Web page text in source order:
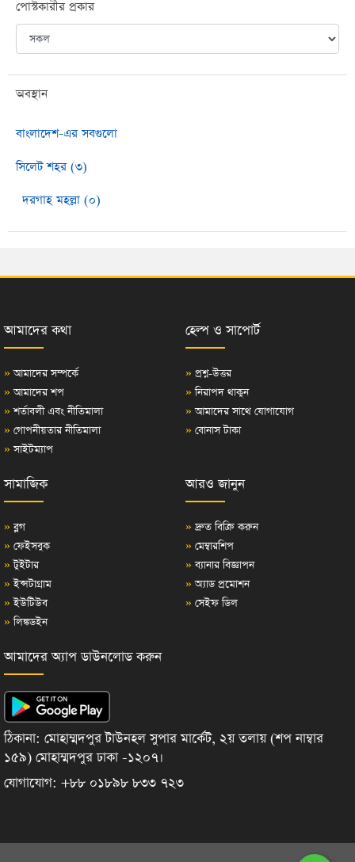
পোস্টকারীর প্রকার
অবস্থান
বাংলাদেশ-এর সবগুলো
সিলেট শহর (৩)
দরগাহ মহল্লা (০)
আমাদের কথা
» আমাদের সম্পর্কে
» আমাদের শপ
» শর্তাবলী এবং নীতিমালা
» গোপনীয়তার নীতিমালা
» সাইটম্যাপ
হেল্প ও সাপোর্ট
» প্রশ্ন-উত্তর
» নিরাপদ থাকুন
» আমাদের সাথে যোগাযোগ
» বোনাস টাকা
সামাজিক
» ব্লগ
» ফেইসবুক
» টুইটার
» ইন্সটাগ্রাম
» ইউটিউব
» লিঙ্কডইন
আরও জানুন
» দ্রুত বিক্রি করুন
» মেম্বারশিপ
» ব্যানার বিজ্ঞাপন
» অ্যাড প্রমোশন
» সেইফ ডিল
আমাদের অ্যাপ ডাউনলোড করুন
ঠিকানা: মোহাম্মদপুর টাউনহল সুপার মার্কেট, ২য় তলায় (শপ নাম্বার
১৫৯) মোহাম্মদপুর ঢাকা -১২০৭।
যোগাযোগ: +৮৮ ০১৮৯৮ ৮৩৩ ৭২৩